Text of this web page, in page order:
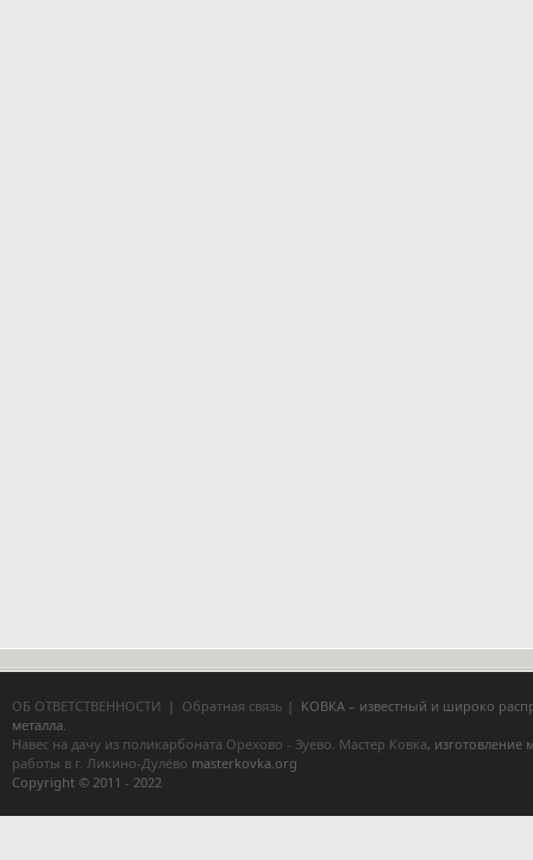
ОБ ОТВЕТСТВЕННОСТИ | Обратная связь | КОВКА – известный и широко
металла.
Навес на дачу из поликарбоната Орехово - Зуево. Мастер Ковка, изготовление
работы в г. Ликино-Дулёво masterkovka.org
Copyright © 2011 - 2022